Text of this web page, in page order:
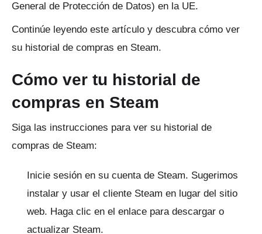
General de Protección de Datos) en la UE.
Continúe leyendo este artículo y descubra cómo ver
su historial de compras en Steam.
Cómo ver tu historial de
compras en Steam
Siga las instrucciones para ver su historial de
compras de Steam:
Inicie sesión en su cuenta de Steam. Sugerimos
instalar y usar el cliente Steam en lugar del sitio
web. Haga clic en el enlace para descargar o
actualizar Steam.